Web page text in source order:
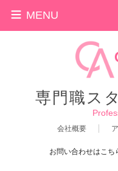
専門職ス
会社概要
お問い合わせはこち
MENU